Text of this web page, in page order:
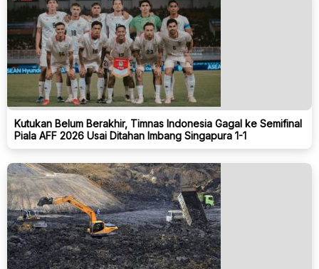
Kutukan Belum Berakhir, Timnas Indonesia Gagal ke Semifinal
Piala AFF 2026 Usai Ditahan Imbang Singapura 1-1